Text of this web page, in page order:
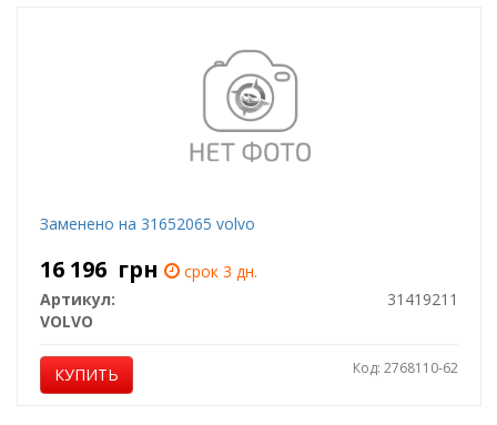
Заменено на 31652065 volvo
16 196 грн
срок 3 дн.
Артикул:
31419211
VOLVO
КУПИТЬ Код: 2768110-62